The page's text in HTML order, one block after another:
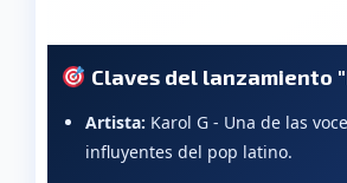
Claves del lanzamiento
Artista: Karol G - Una de las
influyentes del pop latino.